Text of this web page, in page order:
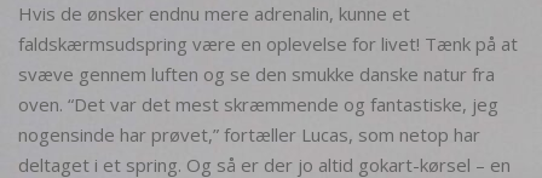
Hvis de ønsker endnu mere adrenalin, kunne et
faldskærmsudspring være en oplevelse for livet! Tænk på at
svæve gennem luften og se den smukke danske natur fra
oven. “Det var det mest skræmmende og fantastiske, jeg
nogensinde har prøvet,” fortæller Lucas, som netop har
deltaget i et spring. Og så er der jo altid gokart-kørsel – en